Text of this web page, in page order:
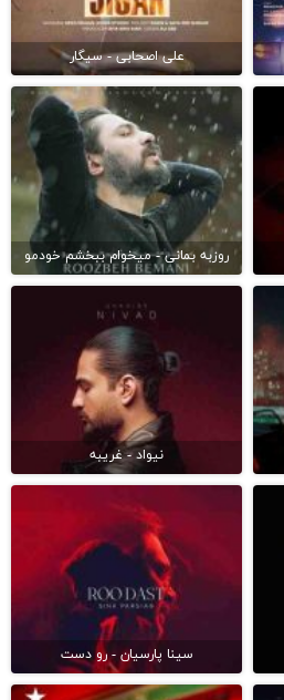
علی اصحابی - سیگار
روزبه بمانی - میخوام ببخشم خودمو
نیواد - غریبه
سینا پارسیان - رو دست